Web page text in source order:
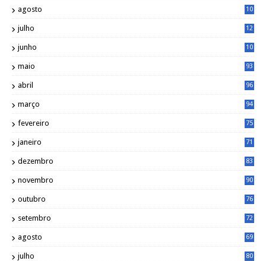
agosto
10
julho
12
junho
10
maio 93
abril 96
março 94
fevereiro 75
janeiro 71
dezembro 83
novembro 90
outubro 76
setembro 72
agosto 69
julho 80